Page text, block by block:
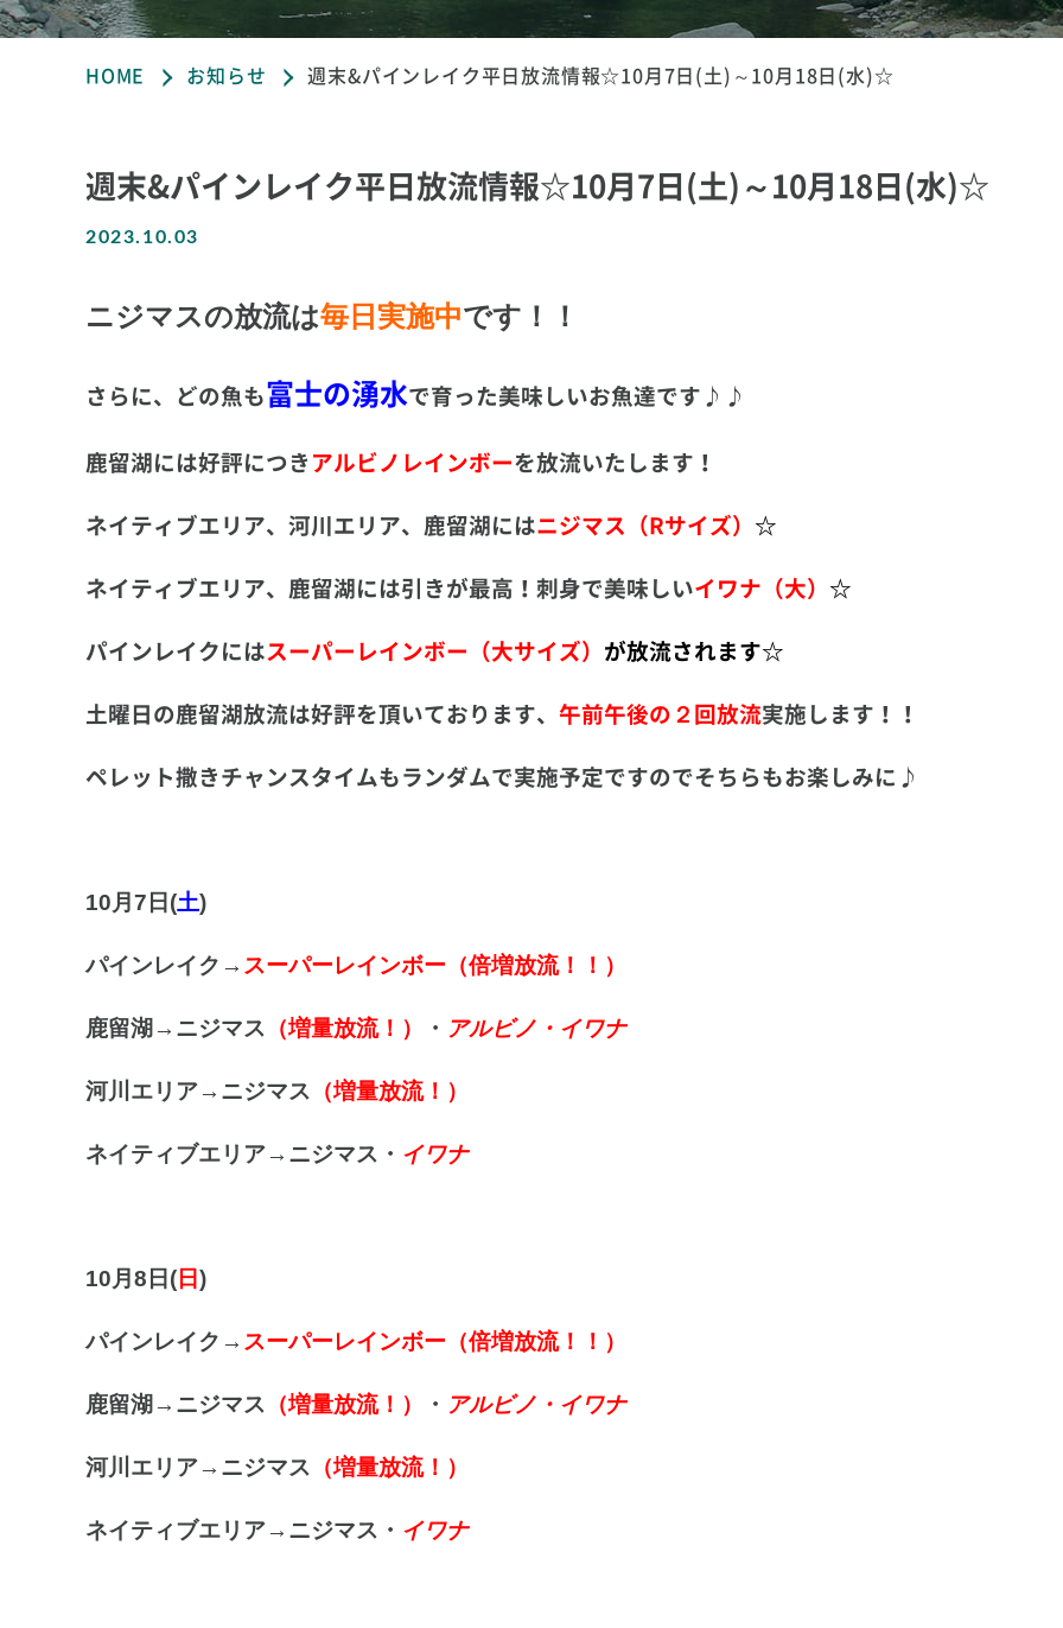
HOME お知らせ 週末&パインレイク平日放流情報☆10月7日(土)～10月18日(水)☆
週末&パインレイク平日放流情報☆10月7日(土)～10月18日(水)☆
2023.10.03
ニジマスの放流は毎日実施中です！！
さらに、どの魚も富士の湧水で育った美味しいお魚達です♪♪
鹿留湖には好評につき アルビノレインボーを放流いたします！
ネイティブエリア、河川エリア、 鹿留湖 にはニジマス（Rサイズ） ☆
ネイティブエリア、鹿留湖には引きが最高！刺身で美味しいイワナ（大） ☆
パインレイクには スーパーレインボー（大サイズ） が放流されます☆
土曜日の鹿留湖放流は好評を頂いております、 午前午後の２回放流実施します！！
ペレット撒きチャンスタイムもランダムで実施予定ですのでそちらもお楽しみに♪
10月7日(土)
パインレイク→ スーパーレインボー（倍増放流！！）
鹿留湖→ニジマス （増量放流！） ・ アルビノ・イワナ
河川エリア→ニジマス （増量放流！）
ネイティブエリア→ニジマス・ イワナ
10月8日( 日)
パインレイク→ スーパーレインボー（倍増放流！！）
鹿留湖→ニジマス （増量放流！） ・ アルビノ・イワナ
河川エリア→ニジマス （増量放流！）
ネイティブエリア→ニジマス・ イワナ